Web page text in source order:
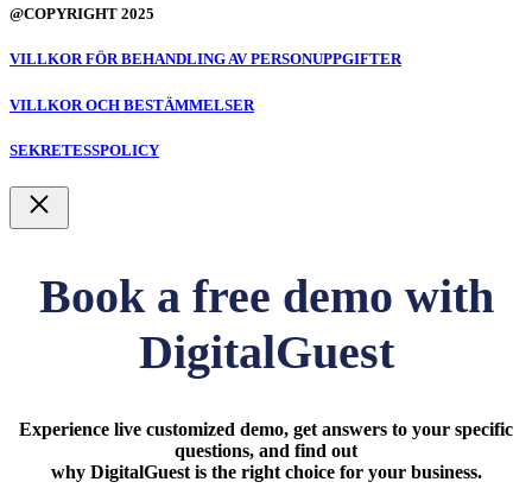
@COPYRIGHT 2025
VILLKOR FÖR BEHANDLING AV PERSONUPPGIFTER
VILLKOR OCH BESTÄMMELSER
SEKRETESSPOLICY
Book a free demo with
DigitalGuest
Experience live customized demo, get answers to your specific
questions, and find out
why DigitalGuest is the right choice for your business.